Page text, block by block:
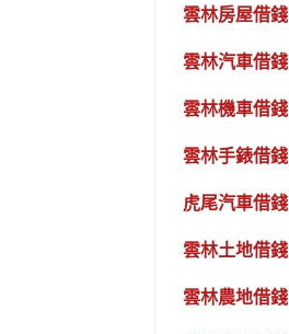
雲林房屋借錢
雲林汽車借錢
雲林機車借錢
雲林手錶借錢
虎尾汽車借錢
雲林土地借錢
雲林農地借錢